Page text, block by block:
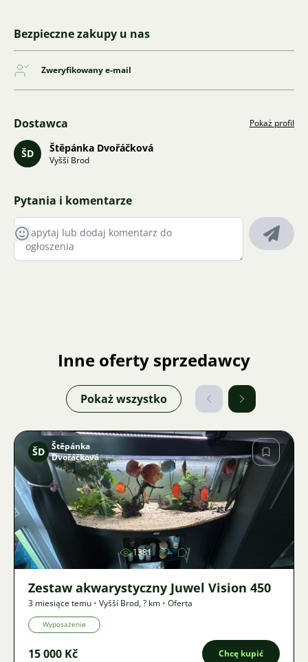
Bezpieczne zakupy u nas
Zweryfikowany e-mail
Dostawca Pokaż profil
ŠD Štěpánka Dvořáčková
Vyšší Brod
Pytania i komentarze
Inne oferty sprzedawcy
Pokaż wszystko
Zdjęcie
ŠD Štěpánka
Dvořáčková
1381
Zestaw akwarystyczny Juwel Vision 450
3 miesiące temu • Vyšší Brod,? km • Oferta
Wyposażenie
15 000 Kč Chcę kupić